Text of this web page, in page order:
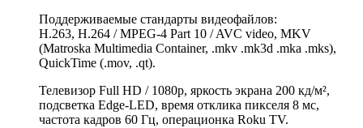
Поддерживаемые стандарты видеофайлов:
H.263, H.264 / MPEG-4 Part 10 / AVC video, MKV
(Matroska Multimedia Container, .mkv .mk3d .mka .mks),
QuickTime (.mov, .qt).
Телевизор Full HD / 1080p, яркость экрана 200 кд/м²,
подсветка Edge-LED, время отклика пикселя 8 мс,
частота кадров 60 Гц, операционка Roku TV.